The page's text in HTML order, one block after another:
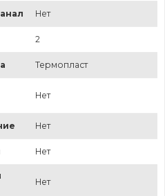
Нет
2
Термопласт
Нет
Нет
Нет
Нет